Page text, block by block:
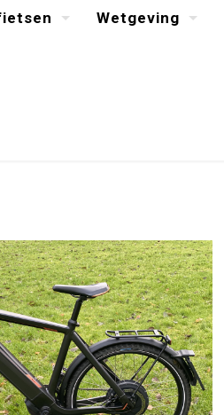
Wetgeving